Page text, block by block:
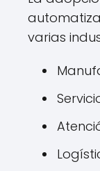
varias